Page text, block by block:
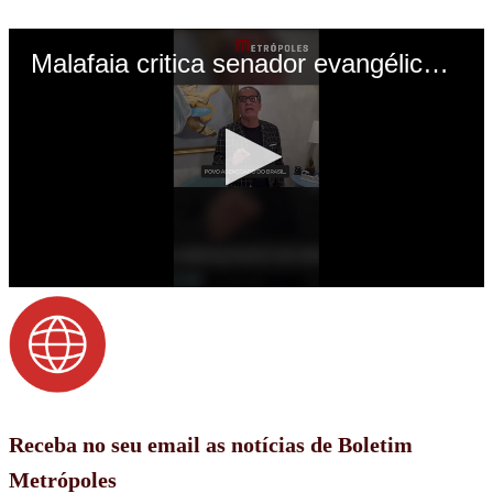
Receba no seu email as notícias de Boletim
Metrópoles